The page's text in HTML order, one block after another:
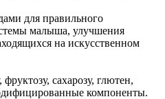
для правильного
малыша, улучшения
на искусственном
сахарозу, глютен,
компоненты.